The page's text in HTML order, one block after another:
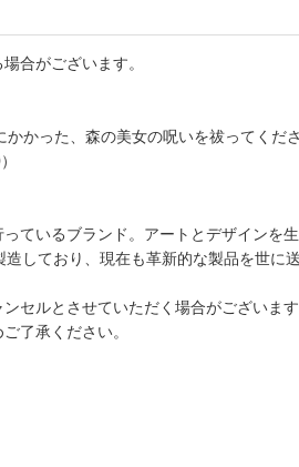
合がございます。
かった、森の美女の呪いを祓ってくだ
ているブランド。アートとデザインを
しており、現在も革新的な製品を世に
セルとさせていただく場合がございま
了承ください。